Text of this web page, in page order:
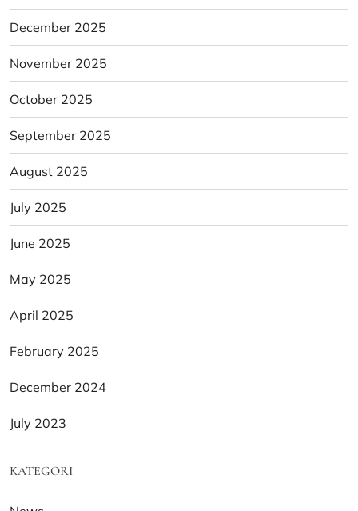
December 2025
November 2025
October 2025
September 2025
August 2025
July 2025
June 2025
May 2025
April 2025
February 2025
December 2024
July 2023
KATEGORI